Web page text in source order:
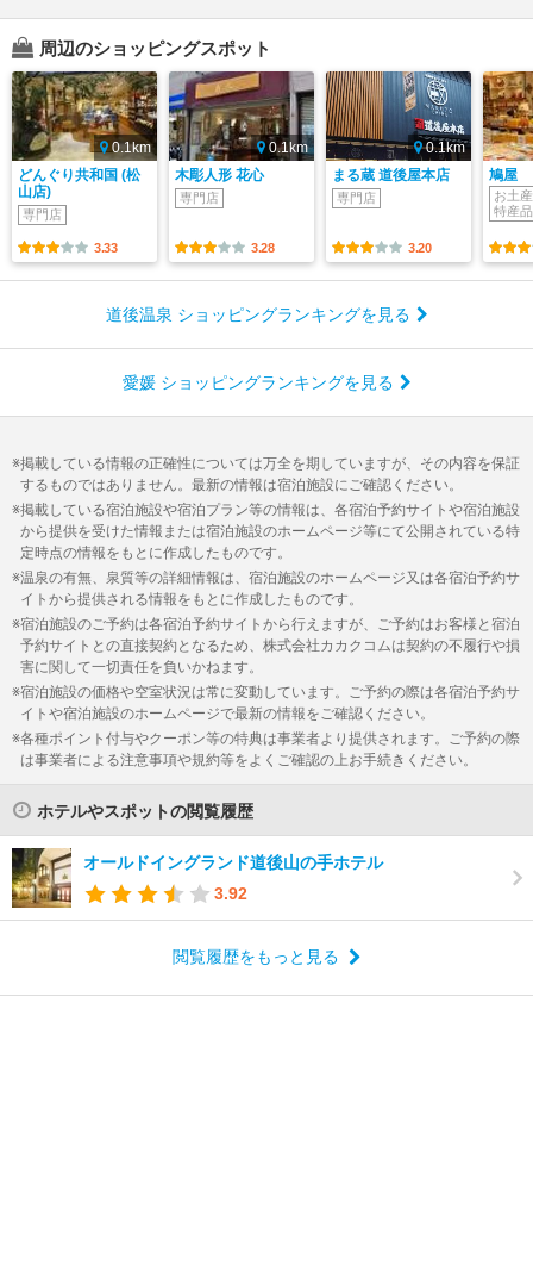
周辺のショッピングスポット
0.1km
どんぐり共和国 (松
山店)
専門店
3.33
0.1km
木彫人形 花心
専門店
3.28
0.1km
まる蔵 道後屋本店
専門店
3.20
鳩屋
お土
特産品
道後温泉 ショッピングランキングを見る
愛媛 ショッピングランキングを見る
掲載している情報の正確性については万全を期していますが、その内容を保証
するものではありません。最新の情報は宿泊施設にご確認ください。
掲載している宿泊施設や宿泊プラン等の情報は、各宿泊予約サイトや宿泊施設
から提供を受けた情報または宿泊施設のホームページ等にて公開されている特
定時点の情報をもとに作成したものです。
温泉の有無、泉質等の詳細情報は、宿泊施設のホームページ又は各宿泊予約サ
イトから提供される情報をもとに作成したものです。
宿泊施設のご予約は各宿泊予約サイトから行えますが、ご予約はお客様と宿泊
予約サイトとの直接契約となるため、株式会社カカクコムは契約の不履行や損
害に関して一切責任を負いかねます。
宿泊施設の価格や空室状況は常に変動しています。ご予約の際は各宿泊予約サ
イトや宿泊施設のホームページで最新の情報をご確認ください。
各種ポイント付与やクーポン等の特典は事業者より提供されます。ご予約の際
は事業者による注意事項や規約等をよくご確認の上お手続きください。
ホテルやスポットの閲覧履歴
オールドイングランド道後山の手ホテル
3.92
閲覧履歴をもっと見る